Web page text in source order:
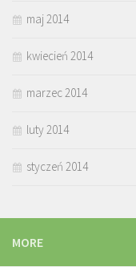
maj 2014
kwiecień 2014
marzec 2014
luty 2014
styczeń 2014
MORE